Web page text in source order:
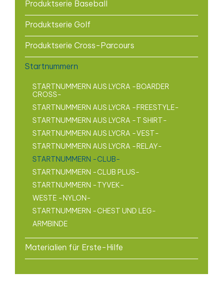
Produktserie Baseball
Produktserie Golf
Produktserie Cross-Parcours
Startnummern
STARTNUMMERN AUS LYCRA -BOARDER
CROSS-
STARTNUMMERN AUS LYCRA -FREESTYLE-
STARTNUMMERN AUS LYCRA -T SHIRT-
STARTNUMMERN AUS LYCRA -VEST-
STARTNUMMERN AUS LYCRA -RELAY-
STARTNUMMERN -CLUB-
STARTNUMMERN -CLUB PLUS-
STARTNUMMERN -TYVEK-
WESTE -NYLON-
STARTNUMMERN -CHEST UND LEG-
ARMBINDE
Materialien für Erste-Hilfe